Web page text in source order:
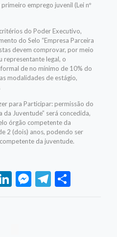
emprego juvenil (Lei nº
do Poder Executivo,
do Selo “Empresa Parceira
devem comprovar, por meio
representante legal, o
de no mínimo de 10% do
modalidades de estágio,
para Participar: permissão do
da Juventude” será concedida,
órgão competente da
2 (dois) anos, podendo ser
da juventude.
LinkedIn
Messenger
Telegram
Share